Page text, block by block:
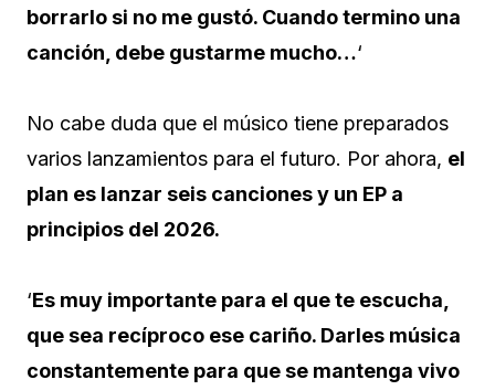
borrarlo si no me gustó. Cuando termino una
canción, debe gustarme mucho…‘
No cabe duda que el músico tiene preparados
varios lanzamientos para el futuro. Por ahora, el
plan es lanzar seis canciones y un EP a
principios del 2026.
‘Es muy importante para el que te escucha,
que sea recíproco ese cariño. Darles música
constantemente para que se mantenga vivo